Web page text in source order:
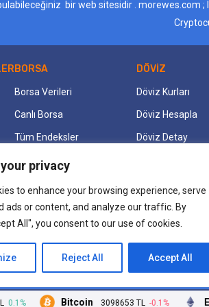
privacy
to enhance your browsing experience, serve
ads or content, and analyze our traffic. By
All", you consent to our use of cookies.
Reject All Accept All
bir web sitesidir . morewes.com ;
BORSA
Borsa Verileri
Canlı Borsa
Tüm Endeksler
Tüm Hisseler
DÖVİZ
Döviz Kurları
Döviz Hesapla
Döviz Detay
Bitcoin 3098653 TL -0.1%